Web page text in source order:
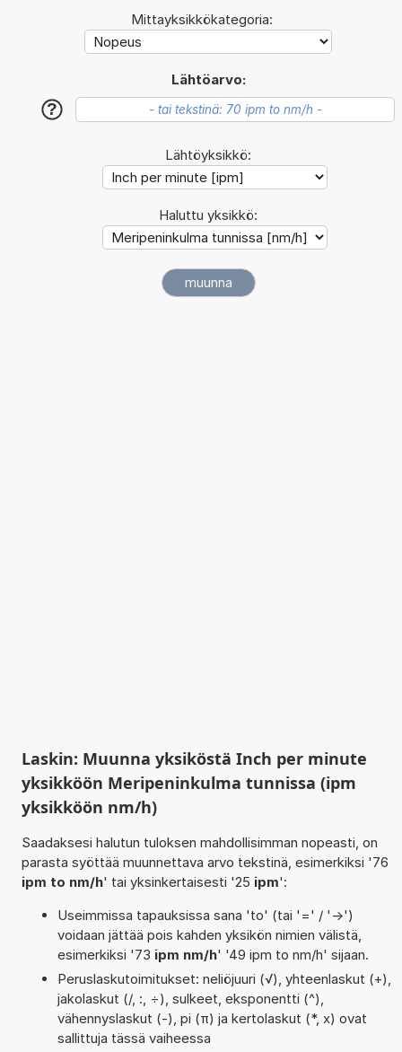
Mittayksikkökategoria:
Lähtöarvo:
?
Lähtöyksikkö:
Haluttu yksikkö:
Laskin: Muunna yksiköstä Inch per minute
yksikköön Meripeninkulma tunnissa (ipm
yksikköön nm/h)
Saadaksesi halutun tuloksen mahdollisimman nopeasti, on
parasta syöttää muunnettava arvo tekstinä, esimerkiksi '76
ipm to nm/h' tai yksinkertaisesti '25 ipm':
Useimmissa tapauksissa sana 'to' (tai '=' / '->')
voidaan jättää pois kahden yksikön nimien välistä,
esimerkiksi '73 ipm nm/h' '49 ipm to nm/h' sijaan.
Peruslaskutoimitukset: neliöjuuri (√), yhteenlaskut (+),
jakolaskut (/, :, ÷), sulkeet, eksponentti (^),
vähennyslaskut (-), pi (π) ja kertolaskut (*, x) ovat
sallittuja tässä vaiheessa